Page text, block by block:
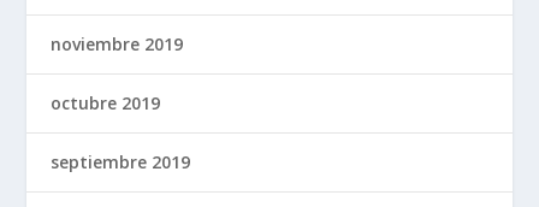
noviembre 2019
octubre 2019
septiembre 2019